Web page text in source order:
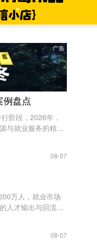
例盘点
段，2026年，
与就业服务的精细
08-07
万人，就业市场
人才输出与回流省
08-07